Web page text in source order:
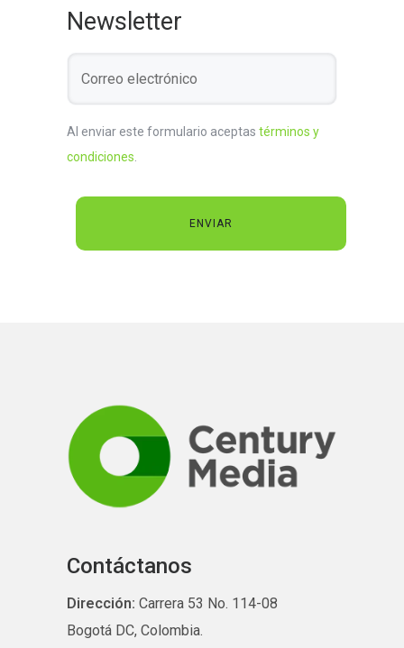
Newsletter
Al enviar este formulario aceptas términos y
condiciones
Contáctanos
Dirección: Carrera 53 No. 114-08
Bogotá DC, Colombia.